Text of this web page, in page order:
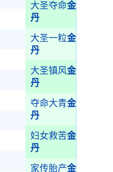
大圣夺命金
丹
大圣一粒金
丹
大圣镇风金
丹
夺命大青金
丹
妇女救苦金
丹
家传胎产金